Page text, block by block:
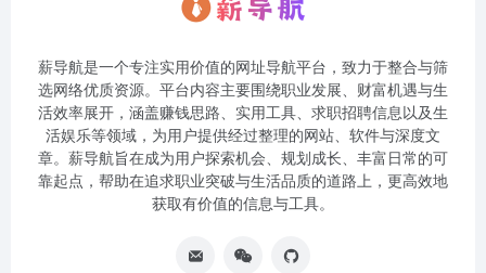
薪导航是一个专注实用价值的网址导航平台，致力于整合与筛
选网络优质资源。平台内容主要围绕职业发展、财富机遇与生
活效率展开，涵盖赚钱思路、实用工具、求职招聘信息以及生
活娱乐等领域，为用户提供经过整理的网站、软件与深度文
章。薪导航旨在成为用户探索机会、规划成长、丰富日常的可
靠起点，帮助在追求职业突破与生活品质的道路上，更高效地
获取有价值的信息与工具。